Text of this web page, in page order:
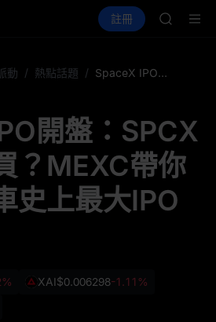
PLTR 理財 活
註冊
HEI
CAP
UNITREE
宇樹科技
動 / 熱點話題 / SpaceX IPO開盤：SPCX股票怎麼買？MEXC帶你零門檻上車史上最大IPO
開盤：SPCX
？MEXC帶你
史上最大IPO
XAI$0.006298-1.11%